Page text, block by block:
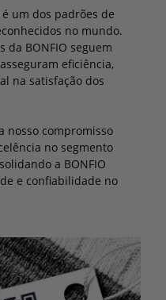
um dos padrões de
no mundo.
da BONFIO seguem
eficiência,
na satisfação dos
nosso compromisso
no segmento
a BONFIO
e confiabilidade no